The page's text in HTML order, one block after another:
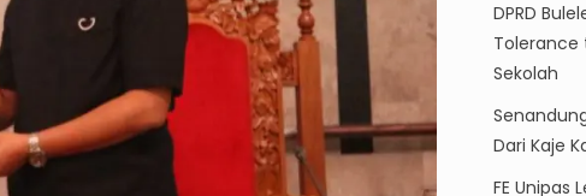
DPRD
Tolerance
Sekolah
Dari Kaje
FE Unipas